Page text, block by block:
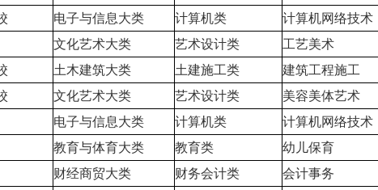
电子与信息大类 计算机类 计算机网络技术
文化艺术大类 艺术设计类 工艺美术
土木建筑大类 土建施工类 建筑工程施工
文化艺术大类 艺术设计类 美容美体艺术
电子与信息大类 计算机类 计算机网络技术
教育与体育大类 教育类 幼儿保育
财经商贸大类 财务会计类 会计事务